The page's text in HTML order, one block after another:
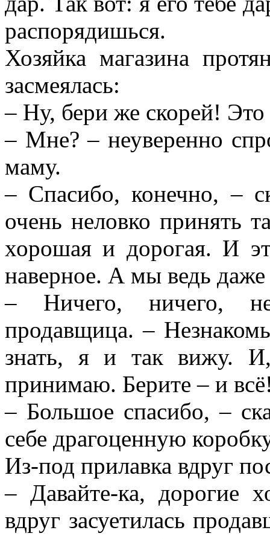
распорядишься.
Хозяйка магазина
засмеялась:
– Ну, бери же скорей! Это
– Мне? – неуверенно
маму.
– Спасибо, конечно, –
очень неловко принять
хорошая и дорогая. И
наверное. А мы ведь
– Ничего, ничего,
продавщица. –
знать, я и так вижу.
принимаю. Берите – и
– Большое спасибо, –
себе драгоценную
Из-под прилавка вдруг
– Давайте-ка, дорогие
вдруг засуетилась